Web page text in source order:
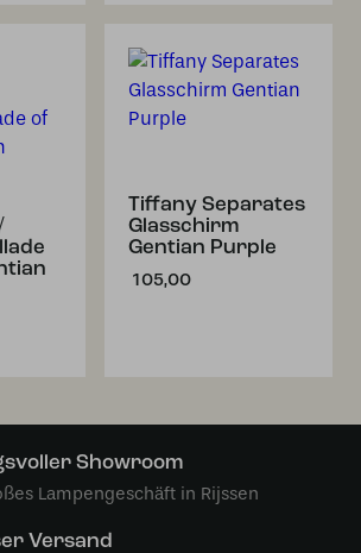
Tiffany Separates
Glasschirm
Gentian Purple
105,00
Showroom
Lampengeschäft in Rijssen
Versand